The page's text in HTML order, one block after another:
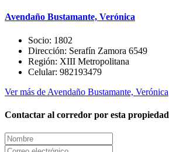
Avendaño Bustamante, Verónica
Socio: 1802
Dirección: Serafín Zamora 6549
Región: XIII Metropolitana
Celular: 982193479
Ver más de Avendaño Bustamante, Verónica
Contactar al corredor por esta propiedad